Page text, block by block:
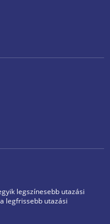
legszínesebb utazási
legfrissebb utazási